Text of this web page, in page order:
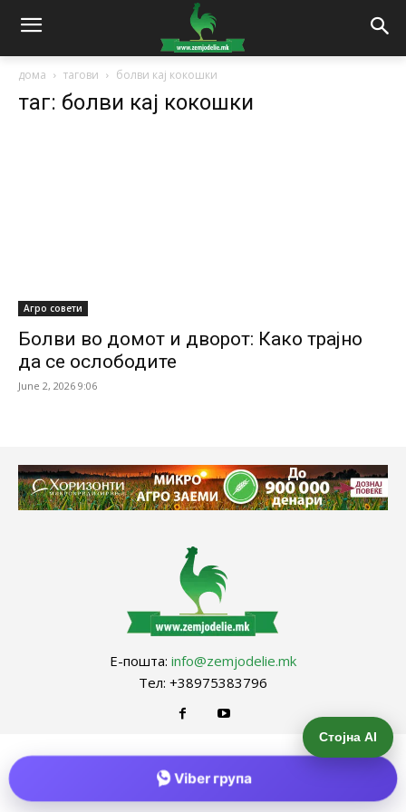
дома тагови болви кај кокошки
таг: болви кај кокошки
Агро совети
Болви во домот и дворот: Како трајно
да се ослободите
June 2, 2026 9:06
Е-пошта: info@zemjodelie.mk
Тел: +38975383796
Стојна AI
Viber група